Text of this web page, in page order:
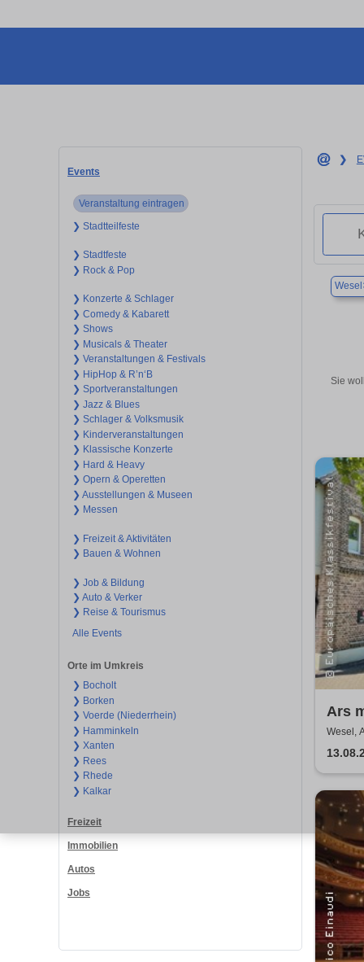
Events
Veranstaltung eintragen
❯ Stadtteilfeste
❯ Stadtfeste
❯ Rock & Pop
❯ Konzerte & Schlager
❯ Comedy & Kabarett
❯ Shows
❯ Musicals & Theater
❯ Veranstaltungen & Festivals
❯ HipHop & R’n‘B
❯ Sportveranstaltungen
❯ Jazz & Blues
❯ Schlager & Volksmusik
❯ Kinderveranstaltungen
❯ Klassische Konzerte
❯ Hard & Heavy
❯ Opern & Operetten
❯ Ausstellungen & Museen
❯ Messen
❯ Freizeit & Aktivitäten
❯ Bauen & Wohnen
❯ Job & Bildung
❯ Auto & Verker
❯ Reise & Tourismus
Alle Events
Orte im Umkreis
❯ Bocholt
❯ Borken
❯ Voerde (Niederrhein)
❯ Hamminkeln
❯ Xanten
❯ Rees
❯ Rhede
❯ Kalkar
Freizeit
Immobilien
Autos
Jobs
❯
Wesel
Sie
Ars
Wesel,